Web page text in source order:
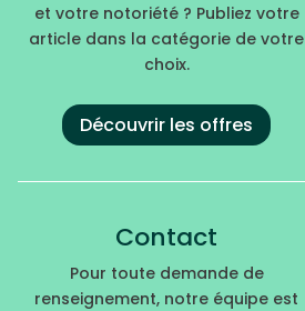
et votre notoriété ? Publiez votre
article dans la catégorie de votre
choix.
Découvrir les offres
Contact
Pour toute demande de
renseignement, notre équipe est